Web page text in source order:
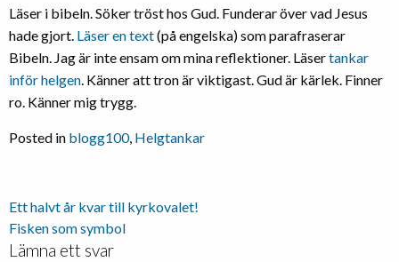
Läser i bibeln. Söker tröst hos Gud. Funderar över vad Jesus
hade gjort. Läser en text(på engelska) som parafraserar
Bibeln. Jag är inte ensam om mina reflektioner. Läsertankar
inför helgen. Känner att tron är viktigast. Gud är kärlek. Finner
ro. Känner mig trygg.
Posted in blogg100, Helgtankar
Inläggsnavigering
Ett halvt år kvar till kyrkovalet!
Fisken som symbol
Lämna ett svar